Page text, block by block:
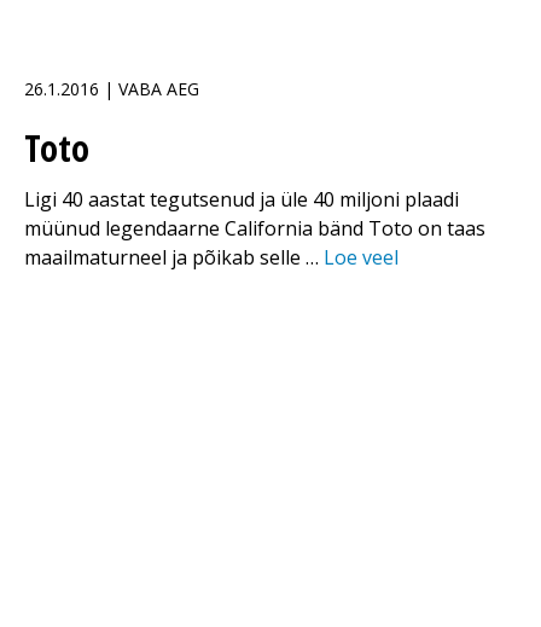
26.1.2016 | VABA AEG
Toto
Ligi 40 aastat tegutsenud ja üle 40 miljoni plaadi
müünud legendaarne California bänd Toto on taas
maailmaturneel ja põikab selle … Loe veel